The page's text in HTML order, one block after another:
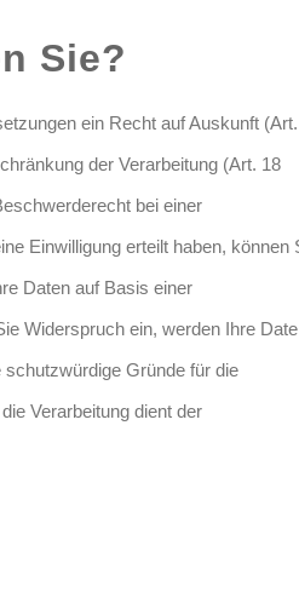
Sie?
ein Recht auf Auskunft
der Verarbeitung (Art. 18
bei einer
Einwilligung erteilt haben, können
Daten auf Basis einer
Widerspruch ein, werden Ihre
Gründe für die
Verarbeitung dient der